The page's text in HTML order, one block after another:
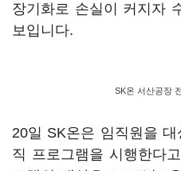
장기화로 손실이 커지자
보입니다.
SK온 서산공장
20일 SK온은 임직원을
직 프로그램을 시행한다